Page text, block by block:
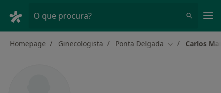
O que procura?
Homepage Ginecologista Ponta Delgada Mudar de
Carlos